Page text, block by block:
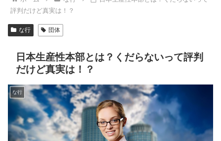
評判だけど真実は！？
な行 団体
日本生産性本部とは？くだらないって評判
だけど真実は！？
な行